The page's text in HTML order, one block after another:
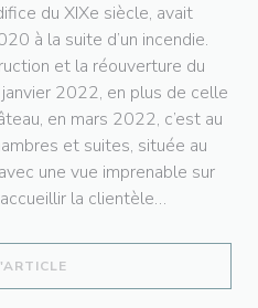
du XIXe siècle, avait
à la suite d’un incendie.
et la réouverture du
2022, en plus de celle
en mars 2022, c’est au
et suites, située au
une vue imprenable sur
la clientèle…